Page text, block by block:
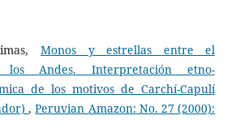
Monos y estrellas entre el
los Andes. Interpretación etno-
de los motivos de Carchí-Capulí
,Peruvian Amazon: No. 27 (2000):